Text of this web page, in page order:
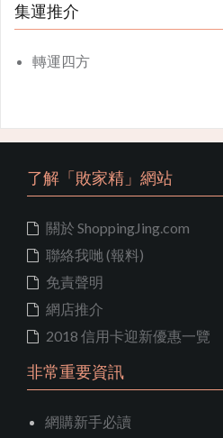
集運推介
轉運四方
了解「敗家精」網站
關於 ShoppingJing.com
聯絡我哋 (報料)
免責聲明
網店推介
2018 信用卡迎新優惠一覽
非常重要資訊
網購新手必讀